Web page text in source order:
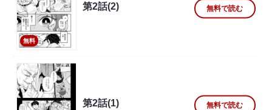
無料
第2話(2) 無料で読む
第2話(1) 無料で読む